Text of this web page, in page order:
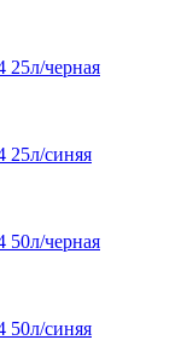
25л/черная
25л/синяя
50л/черная
50л/синяя